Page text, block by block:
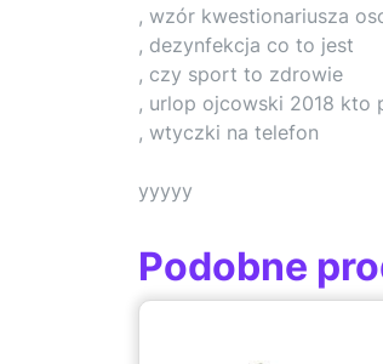
, wzór kwestionariusza
, dezynfekcja co to jest
, czy sport to zdrowie
, urlop ojcowski 2018 kto
, wtyczki na telefon
yyyyy
Podobne